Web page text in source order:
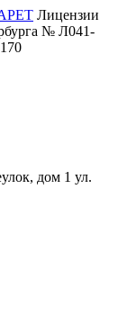
Лицензии
№ Л041-
дом 1 ул.